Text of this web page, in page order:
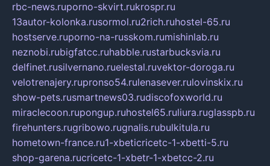
rbc-news.ruporno-skvirt.rukrospr.ru
13autor-kolonka.rusormol.ru2rich.ruhostel-65.ru
hostserve.ruporno-na-russkom.rumishinlab.ru
neznobi.rubigfatcc.ruhabble.rustarbucksvia.ru
delfinet.rusilvernano.ruelestal.ruvektor-doroga.ru
velotrenajery.rupronso54.rulenasever.rulovinskix.ru
show-pets.rusmartnews03.rudiscofoxworld.ru
miraclecoon.rupongup.ruhostel65.ruliura.ruglasspb.ru
firehunters.rugribowo.rugnalis.rubulkitula.ru
hometown-france.ru1-xbeticricetc-1-xbetti-5.ru
shop-garena.rucricetc-1-xbetr-1-xbetcc-2.ru